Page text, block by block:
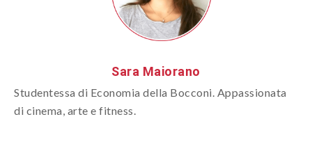
Sara Maiorano
Studentessa di Economia della Bocconi. Appassionata
di cinema, arte e fitness.